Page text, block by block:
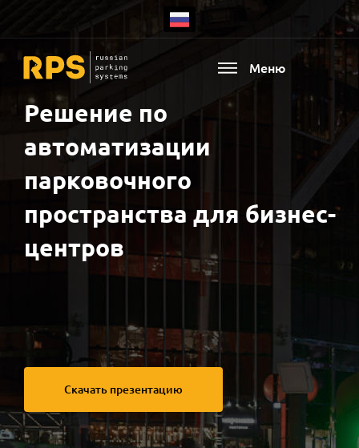
Меню
Есть ваш регион
Решение по
автоматизации
парковочного
пространства для бизнес-
центров
Скачать презентацию